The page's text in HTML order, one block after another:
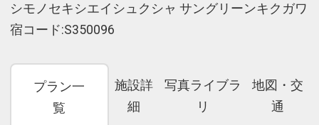
シモノセキシエイシュクシャ サングリーンキクガワ
宿コード:S350096
プラン一
覧
施設詳
細
写真ライブラ
リ
地図・交
通